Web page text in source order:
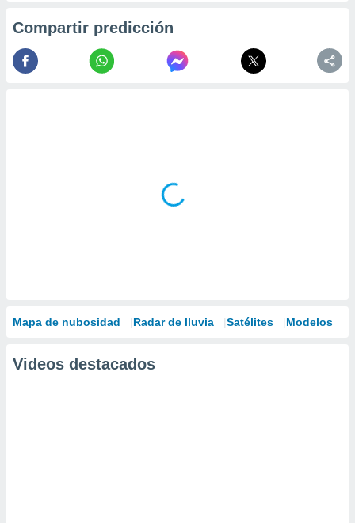
Compartir predicción
Mapa de nubosidad Radar de lluvia Satélites Modelos
Videos destacados